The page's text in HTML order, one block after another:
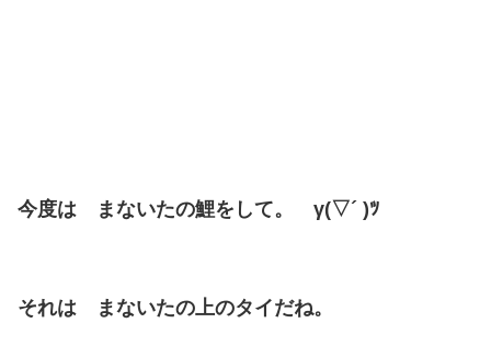
今度は まないたの鯉をして。 γ(▽´ )ﾂ
それは まないたの上のタイだね。